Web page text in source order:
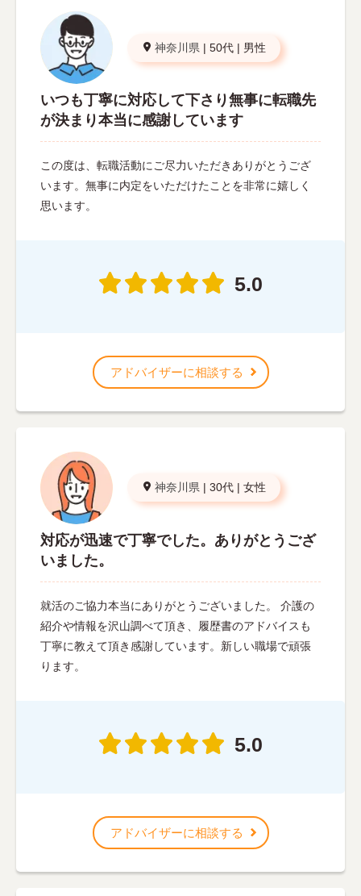
神奈川県 | 50代 | 男性
いつも丁寧に対応して下さり無事に転職先
が決まり本当に感謝しています
この度は、転職活動にご尽力いただきありがとうござ
います。無事に内定をいただけたことを非常に嬉しく
思います。
5.0
アドバイザーに相談する
神奈川県 | 30代 | 女性
対応が迅速で丁寧でした。ありがとうござ
いました。
就活のご協力本当にありがとうございました。 介護の
紹介や情報を沢山調べて頂き、履歴書のアドバイスも
丁寧に教えて頂き感謝しています。新しい職場で頑張
ります。
5.0
アドバイザーに相談する